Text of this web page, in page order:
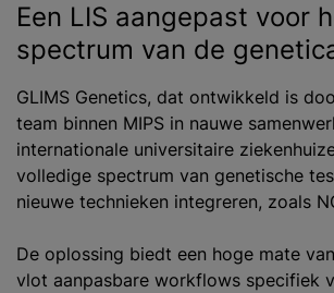
Een LIS aangepast voor
spectrum van de
GLIMS Genetics, dat ontwikkeld is
team binnen MIPS in nauwe
internationale universitaire
volledige spectrum van genetische
nieuwe technieken integreren, zoals
De oplossing biedt een hoge mate
vlot aanpasbare workflows specifiek